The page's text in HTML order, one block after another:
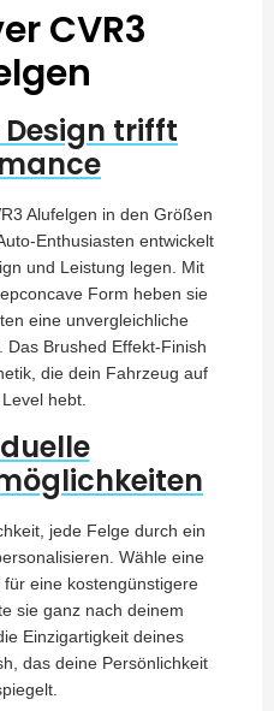
CVR3
trifft
Alufelgen in den Größen
Enthusiasten entwickelt
und Leistung legen. Mit
Form heben sie
eine unvergleichliche
Das Brushed Effekt-Finish
die dein Fahrzeug auf
hebt.
jede Felge durch ein
Wähle eine
eine kostengünstigere
sie ganz nach deinem
Einzigartigkeit deines
das deine Persönlichkeit